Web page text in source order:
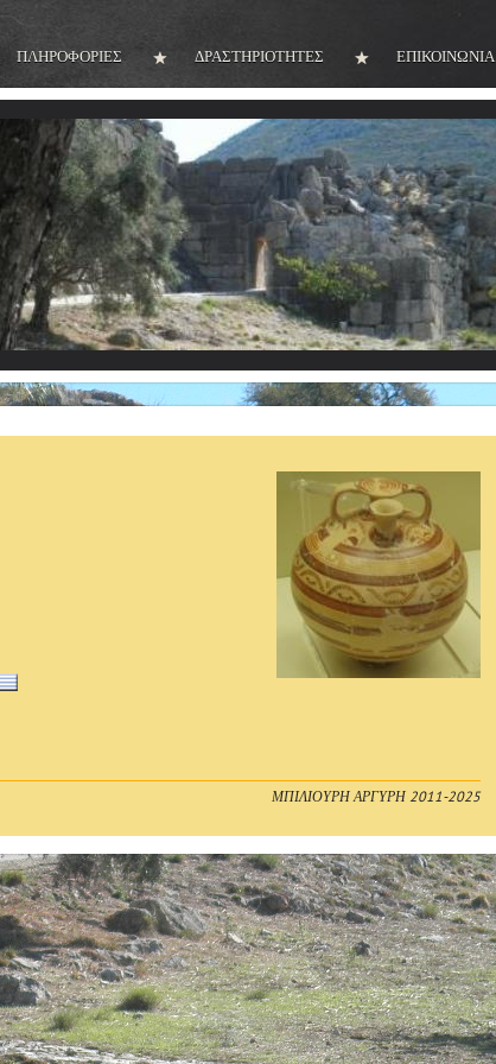
ΠΛΗΡΟΦΟΡΙΕΣ ΔΡΑΣΤΗΡΙΟΤΗΤΕΣ ΕΠΙΚΟΙΝΩΝΙΑ
ΜΠΙΛΙΟΥΡΗ ΑΡΓΥΡΗ 2011-2025